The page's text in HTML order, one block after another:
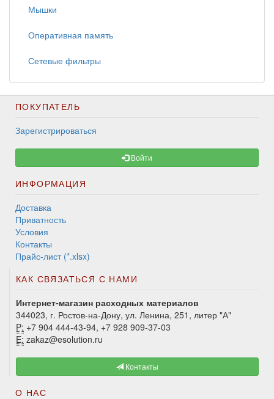
Мышки
Оперативная память
Сетевые фильтры
ПОКУПАТЕЛЬ
Зарегистрироваться
Войти
ИНФОРМАЦИЯ
Доставка
Приватность
Условия
Контакты
Прайс-лист (*.xlsx)
КАК СВЯЗАТЬСЯ С НАМИ
Интернет-магазин расходных материалов
344023, г. Ростов-на-Дону, ул. Ленина, 251, литер "А"
P: +7 904 444-43-94, +7 928 909-37-03
E: zakaz@esolution.ru
Контакты
О НАС